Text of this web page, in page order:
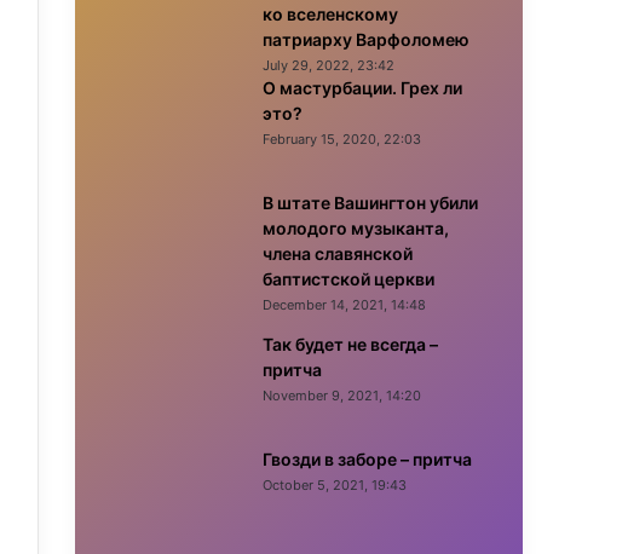
ко вселенскому
патриарху Варфоломею
July 29, 2022, 23:42
О мастурбации. Грех ли
это?
February 15, 2020, 22:03
В штате Вашингтон убили
молодого музыканта,
члена славянской
баптистской церкви
December 14, 2021, 14:48
Так будет не всегда –
притча
November 9, 2021, 14:20
Гвозди в заборе – притча
October 5, 2021, 19:43